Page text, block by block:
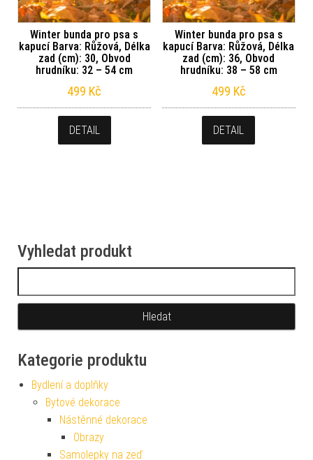
Winter bunda pro psa s
kapucí Barva: Růžová, Délka
zad (cm): 30, Obvod
hrudníku: 32 – 54 cm
499 Kč
DETAIL
Winter bunda pro psa s
kapucí Barva: Růžová, Délka
zad (cm): 36, Obvod
hrudníku: 38 – 58 cm
499 Kč
DETAIL
Vyhledat produkt
Kategorie produktu
Bydlení a doplňky
Bytové dekorace
Nástěnné dekorace
Obrazy
Samolepky na zeď